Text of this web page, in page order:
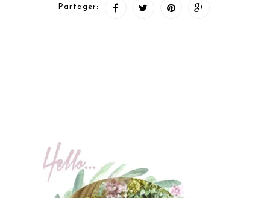
Partager: